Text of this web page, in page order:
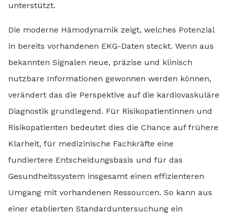
unterstützt.
Die moderne Hämodynamik zeigt, welches Potenzial
in bereits vorhandenen EKG-Daten steckt. Wenn aus
bekannten Signalen neue, präzise und klinisch
nutzbare Informationen gewonnen werden können,
verändert das die Perspektive auf die kardiovaskuläre
Diagnostik grundlegend. Für Risikopatientinnen und
Risikopatienten bedeutet dies die Chance auf frühere
Klarheit, für medizinische Fachkräfte eine
fundiertere Entscheidungsbasis und für das
Gesundheitssystem insgesamt einen effizienteren
Umgang mit vorhandenen Ressourcen. So kann aus
einer etablierten Standarduntersuchung ein